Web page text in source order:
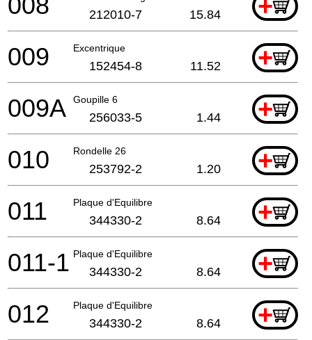
+
212010-7 15.84
Excentrique +
009 152454-8 11.52
Goupille 6 +
009A 256033-5 1.44
Rondelle 26 +
010 253792-2 1.20
Plaque d'Equilibre +
011 344330-2 8.64
Plaque d'Equilibre +
011-1 344330-2 8.64
Plaque d'Equilibre +
012 344330-2 8.64